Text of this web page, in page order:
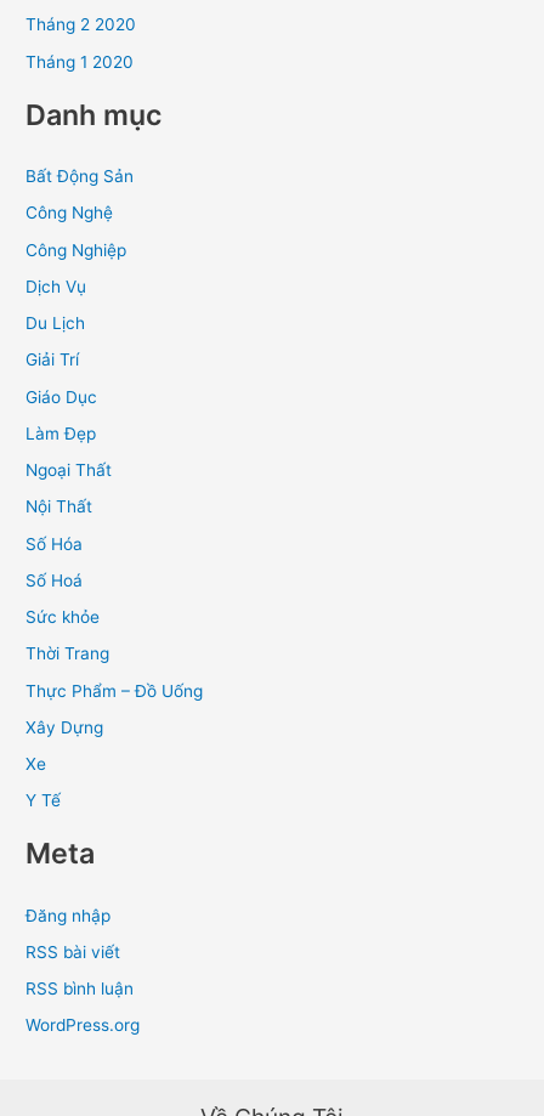
Tháng 2 2020
Tháng 1 2020
Danh mục
Bất Động Sản
Công Nghệ
Công Nghiệp
Dịch Vụ
Du Lịch
Giải Trí
Giáo Dục
Làm Đẹp
Ngoại Thất
Nội Thất
Số Hóa
Số Hoá
Sức khỏe
Thời Trang
Thực Phẩm – Đồ Uống
Xây Dựng
Xe
Y Tế
Meta
Đăng nhập
RSS bài viết
RSS bình luận
WordPress.org